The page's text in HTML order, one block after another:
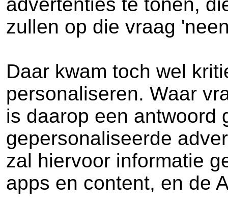
zullen op die vraag
Daar kwam toch wel
personaliseren. Waar
is daarop een antwoord
gepersonaliseerde
zal hiervoor informatie
apps en content, en de